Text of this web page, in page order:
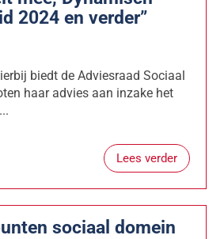
2024 en verder”
biedt de Adviesraad Sociaal
haar advies aan inzake het
Lees verder
sociaal domein